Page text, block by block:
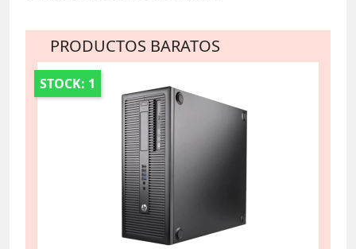
PRODUCTOS BARATOS
STOCK: 1